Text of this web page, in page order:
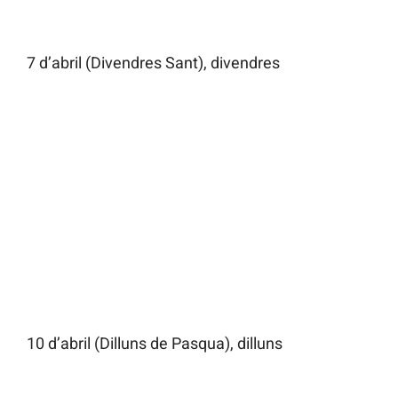
7 d’abril (Divendres Sant), divendres
10 d’abril (Dilluns de Pasqua), dilluns